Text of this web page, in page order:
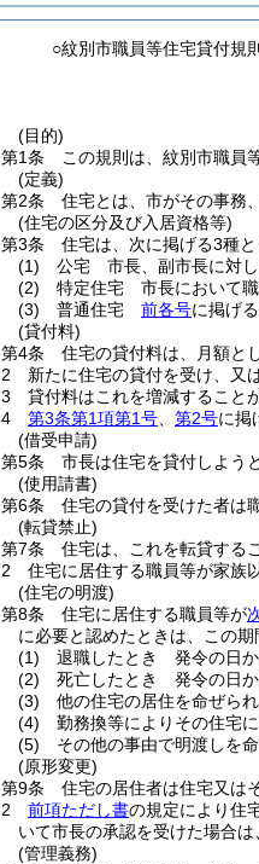
○紋別市職員等住宅貸付規則
(目的)
第1条
この規則は、紋別市職員
(定義)
第2条
住宅とは、市がその事務
(住宅の区分及び入居資格等)
第3条
住宅は、次に掲げる3種
(1)
公宅 市長、副市長に対し
(2)
特定住宅 市長において職
(3)
普通住宅 前各号に掲げ
(貸付料)
第4条
住宅の貸付料は、月額と
2
新たに住宅の貸付を受け、又
3
貸付料はこれを増減すること
4
第3条第1項第1号 第2号に掲
(借受申請)
第5条
市長は住宅を貸付しよう
(使用請書)
第6条
住宅の貸付を受けた者は
(転貸禁止)
第7条
住宅は、これを転貸する
2
住宅に居住する職員等が家族
(住宅の明渡)
第8条
住宅に居住する職員等が
に必要と認めたときは、この期
(1)
退職したとき 発令の日
(2)
死亡したとき 発令の日
(3)
他の住宅の居住を命ぜら
(4)
勤務換等によりその住宅
(5)
その他の事由で明渡しを
(原形変更)
第9条
住宅の居住者は住宅又は
2
前項ただし書の規定により住
いて市長の承認を受けた場合は
(管理義務)